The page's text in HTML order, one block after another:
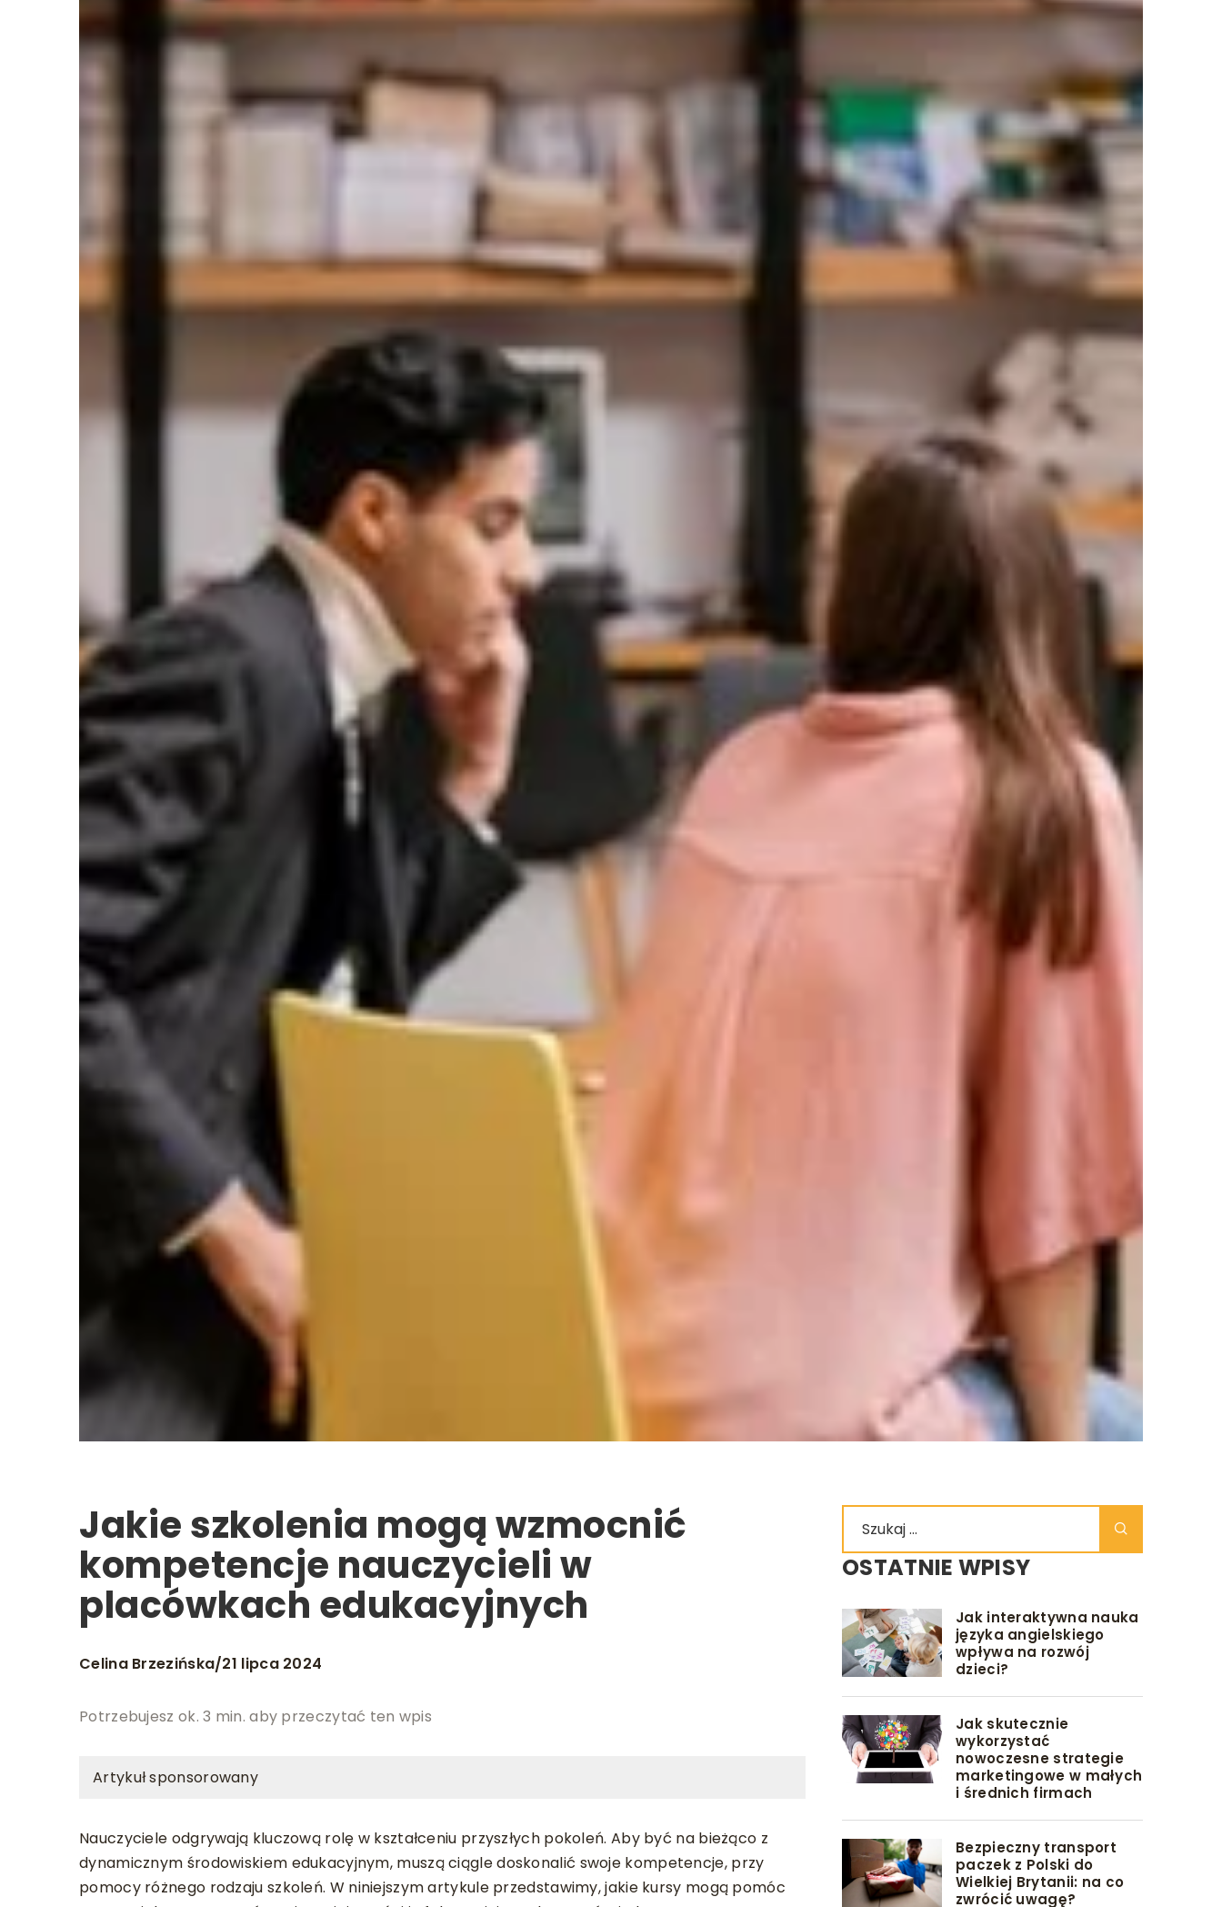
Jakie szkolenia mogą wzmocnić
kompetencje nauczycieli w
placówkach edukacyjnych
Celina Brzezińska/21 lipca 2024
Potrzebujesz ok. 3 min. aby przeczytać ten wpis
Artykuł sponsorowany
Nauczyciele odgrywają kluczową rolę w kształceniu przyszłych pokoleń. Aby być na bieżąco z
dynamicznym środowiskiem edukacyjnym, muszą ciągle doskonalić swoje kompetencje, przy
pomocy różnego rodzaju szkoleń. W niniejszym artykule przedstawimy, jakie kursy mogą pomóc
OSTATNIE WPISY
Jak interaktywna nauka
języka angielskiego
wpływa na rozwój
dzieci?
Jak skutecznie
wykorzystać
nowoczesne strategie
marketingowe w małych
i średnich firmach
Bezpieczny transport
paczek z Polski do
Wielkiej Brytanii: na co
zwrócić uwagę?